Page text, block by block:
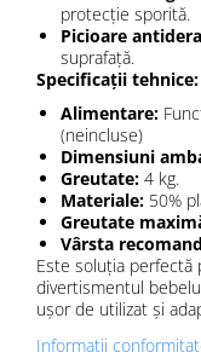
protecție sporită.
Picioare
suprafață.
Specificații tehnice:
Alimentare:
(neincluse)
Dimensiuni
Greutate: 4 kg.
Materiale: 50%
Greutate
Vârsta
Este soluția perfectă
divertismentul
ușor de utilizat și
Informatii